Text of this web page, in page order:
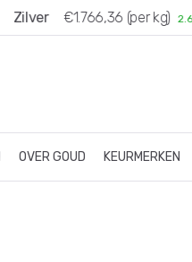
Zilver €1.766,36 (per kg) 2.60%
OVER GOUD KEURMERKEN